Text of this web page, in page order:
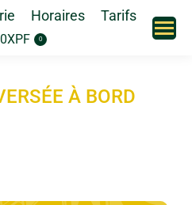
Horaires Tarifs
0XPF 0
À BORD